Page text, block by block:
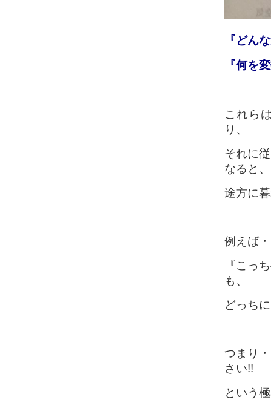
『どん
『何を
これら
り、
それに
なると、
途方に
例えば
『こっ
も、
どっち
つまり
さい!!
という